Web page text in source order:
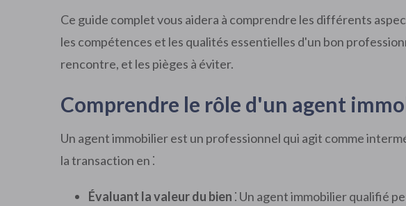
Ce guide complet vous aidera à comprendre les différents
les compétences et les qualités essentielles d'un bon
rencontre, et les pièges à éviter.
Comprendre le rôle d'un agent
Un agent immobilier est un professionnel qui agit comme
la transaction en ⁚
Évaluant la valeur du bien ⁚ Un agent immobilier qualifié